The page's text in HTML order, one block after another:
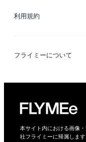
利用規約
利用規約
フライミーについて
会社概要
本サイト内における画像
社フライミーに帰属しま